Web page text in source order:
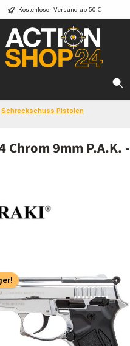
Kostenloser Versand ab 50 €
Schreckschuss Pistolen
Chrom 9mm P.A.K.